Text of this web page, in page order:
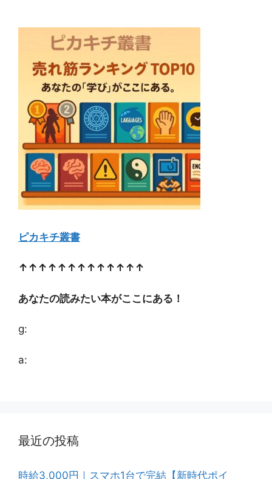
ピカキチ叢書
↑↑↑↑↑↑↑↑↑↑↑↑↑
あなたの読みたい本がここにある！
g:
a:
最近の投稿
時給3,000円｜スマホ1台で完結【新時代ポイ